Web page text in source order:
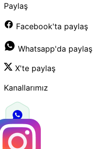
Paylaş
Facebook'ta paylaş
Whatsapp'da paylaş
X'te paylaş
Kanallarımız